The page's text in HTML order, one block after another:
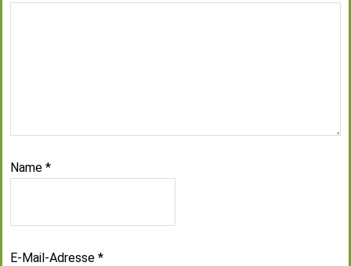
Name *
E-Mail-Adresse *